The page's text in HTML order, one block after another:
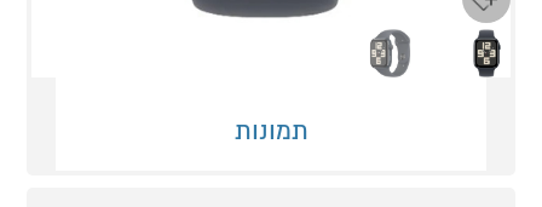
תמונות